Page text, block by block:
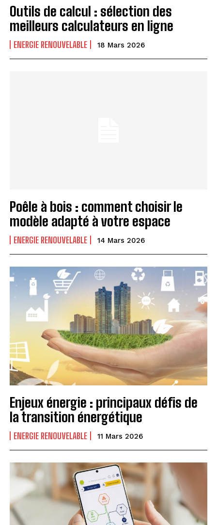
I WANT IN
I've read and accept the Privacy Policy.
Outils de calcul : sélection des
meilleurs calculateurs en ligne
ENERGIE RENOUVELABLE 18 Mars 2026
Poêle à bois : comment choisir le
modèle adapté à votre espace
ENERGIE RENOUVELABLE 14 Mars 2026
Enjeux énergie : principaux défis de
la transition énergétique
ENERGIE RENOUVELABLE 11 Mars 2026